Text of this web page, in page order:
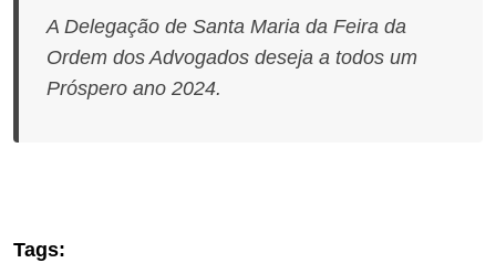
A Delegação de Santa Maria da Feira da
Ordem dos Advogados deseja a todos um
Próspero ano 2024.
Tags: